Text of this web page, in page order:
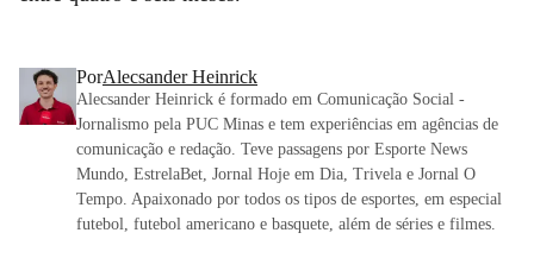
PorAlecsander Heinrick
Alecsander Heinrick é formado em Comunicação Social -
Jornalismo pela PUC Minas e tem experiências em agências de
comunicação e redação. Teve passagens por Esporte News
Mundo, EstrelaBet, Jornal Hoje em Dia, Trivela e Jornal O
Tempo. Apaixonado por todos os tipos de esportes, em especial
futebol, futebol americano e basquete, além de séries e filmes.